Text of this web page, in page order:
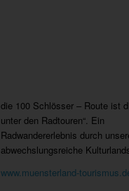
die 100 Schlösser – Route ist
unter den Radtouren“. Ein
Radwandererlebnis durch
abwechslungsreiche
www.muensterland-